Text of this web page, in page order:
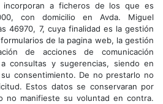
incorporan a ficheros de los que es
con domicilio en Avda. Miguel
46970, 7, cuya finalidad es la gestión
de la pagina web, la gestión
de acciones de comunicación
consultas y sugerencias, siendo en
consentimiento. De no prestarlo no
Estos datos se conservaran por
no manifieste su voluntad en contra.